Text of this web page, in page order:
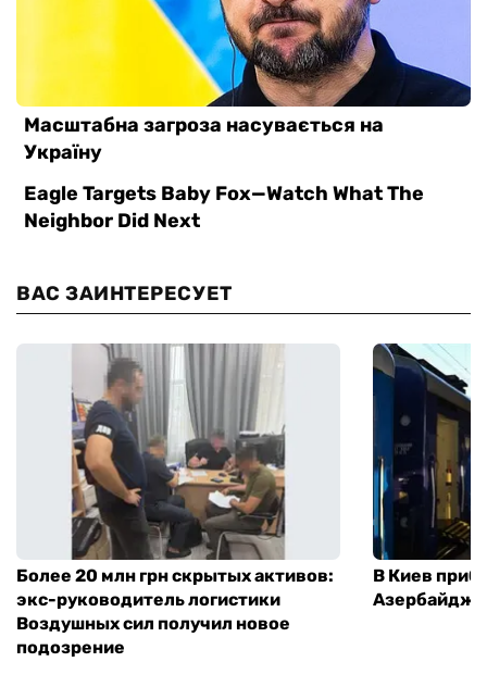
ВАС ЗАИНТЕРЕСУЕТ
Более 20 млн грн скрытых активов:
экс-руководитель логистики
Воздушных сил получил новое
подозрение
В Киев